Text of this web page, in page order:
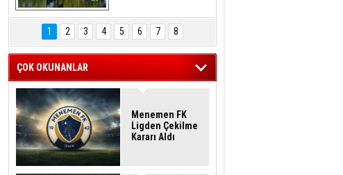
Hasan Eser'in
Objektifinden
1 2 3 4 5 6 7 8
ÇOK OKUNANLAR
Menemen FK
Ligden Çekilme
Kararı Aldı